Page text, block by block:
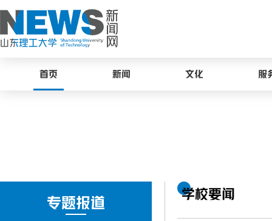
首页 新闻 文化 服
专题报道
学校要闻